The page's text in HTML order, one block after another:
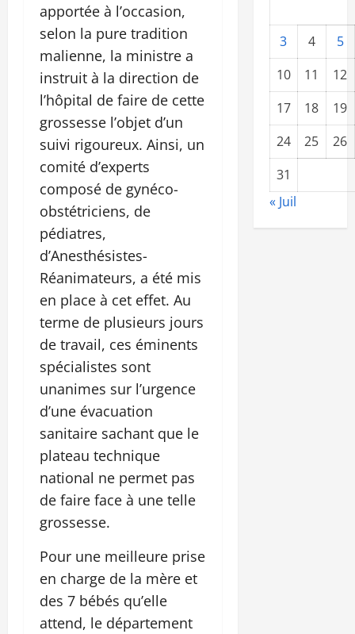
apportée à l’occasion,
selon la pure tradition
malienne, la ministre a
instruit à la direction de
l’hôpital de faire de cette
grossesse l’objet d’un
suivi rigoureux. Ainsi, un
comité d’experts
composé de gynéco-
obstétriciens, de
pédiatres,
d’Anesthésistes-
Réanimateurs, a été mis
en place à cet effet. Au
terme de plusieurs jours
de travail, ces éminents
spécialistes sont
unanimes sur l’urgence
d’une évacuation
sanitaire sachant que le
plateau technique
national ne permet pas
de faire face à une telle
grossesse.
Pour une meilleure prise
en charge de la mère et
des 7 bébés qu’elle
attend, le département
3 4
5
10
11
12
17
18
19
24
25
26
31
« Juil